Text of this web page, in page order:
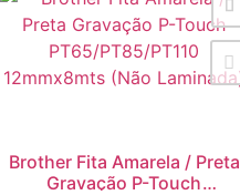
Brother Fita Amarela / Preta
Gravação P-Touch